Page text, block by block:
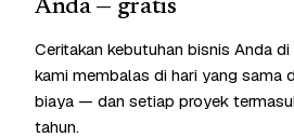
Anda — gratis
Ceritakan kebutuhan bisnis Anda
kami membalas di hari yang sama
biaya — dan setiap proyek
tahun.